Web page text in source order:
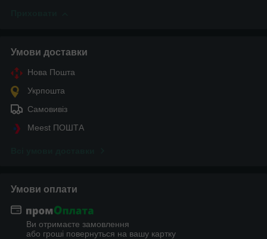
Умови доставки
Нова Пошта
Укрпошта
Самовивіз
Meest ПОШТА
Умови оплати
Ви отримаєте замовлення
або гроші повернуться на вашу картку